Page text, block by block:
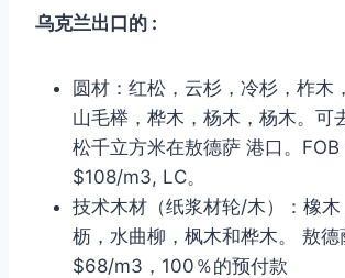
乌克兰出口的 :
圆材：红松，云杉，冷杉，柞木
山毛榉，桦木，杨木，杨木。可
松千立方米在敖德萨 港口。FOB
$108/m3, LC。
技术木材（纸浆材轮/木）：橡
枥，水曲柳，枫木和桦木。 敖德
$68/m3，100％的预付款